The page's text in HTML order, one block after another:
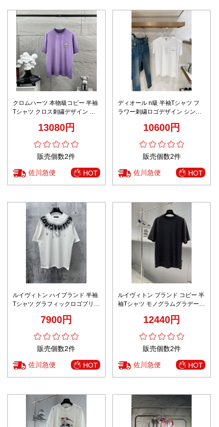
クロムハーツ 本物級コピー 半袖
Tシャツ クロス刺繍デザイン 通
13080円
販売個数2件
佐川急便 HOT
ディオール n級 半袖Tシャツ フ
ラワー刺繍ロゴデザイン シンプ
10600円
販売個数2件
佐川急便 HOT
ルイヴィトン ハイブランド 半袖
Tシャツ グラフィックロゴプリン
7900円
販売個数2件
佐川急便 HOT
ルイヴィトン ブランド コピー 半
袖Tシャツ モノグラムグラデーシ
12440円
販売個数2件
佐川急便 HOT